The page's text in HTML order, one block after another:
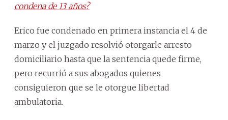
condena de 13 años?
Erico fue condenado en primera instancia el 4 de
marzo y el juzgado resolvió otorgarle arresto
domiciliario hasta que la sentencia quede firme,
pero recurrió a sus abogados quienes
consiguieron que se le otorgue libertad
ambulatoria.